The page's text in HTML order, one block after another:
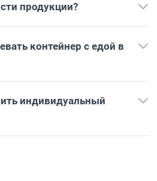
продукции?
контейнер с едой в
индивидуальный